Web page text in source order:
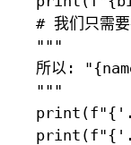
# 我们只需
"""
所以:
"""